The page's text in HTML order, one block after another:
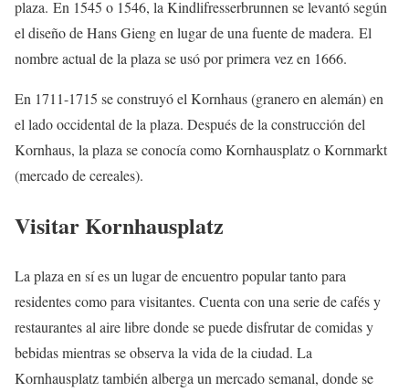
plaza. En 1545 o 1546, la Kindlifresserbrunnen se levantó según
el diseño de Hans Gieng en lugar de una fuente de madera. El
nombre actual de la plaza se usó por primera vez en 1666.
En 1711-1715 se construyó el Kornhaus (granero en alemán) en
el lado occidental de la plaza. Después de la construcción del
Kornhaus, la plaza se conocía como Kornhausplatz o Kornmarkt
(mercado de cereales).
Visitar Kornhausplatz
La plaza en sí es un lugar de encuentro popular tanto para
residentes como para visitantes. Cuenta con una serie de cafés y
restaurantes al aire libre donde se puede disfrutar de comidas y
bebidas mientras se observa la vida de la ciudad. La
Kornhausplatz también alberga un mercado semanal, donde se